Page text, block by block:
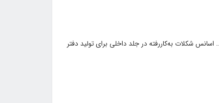
و مناسب برای فعالیته... اسانس شکلات به‌کاررفته در جلد داخلی برای تولید دفتر